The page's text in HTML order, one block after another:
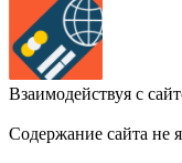
Взаимодействуя с
Содержание сайта не